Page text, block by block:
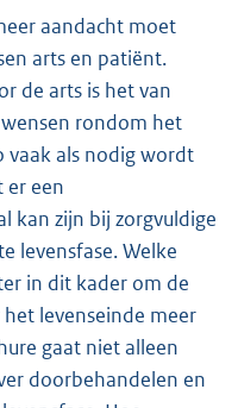
aandacht moet
arts en patiënt.
de arts is het van
rondom het
vaak als nodig wordt
er een
kan zijn bij zorgvuldige
levensfase. Welke
in dit kader om de
levenseinde meer
gaat niet alleen
doorbehandelen en